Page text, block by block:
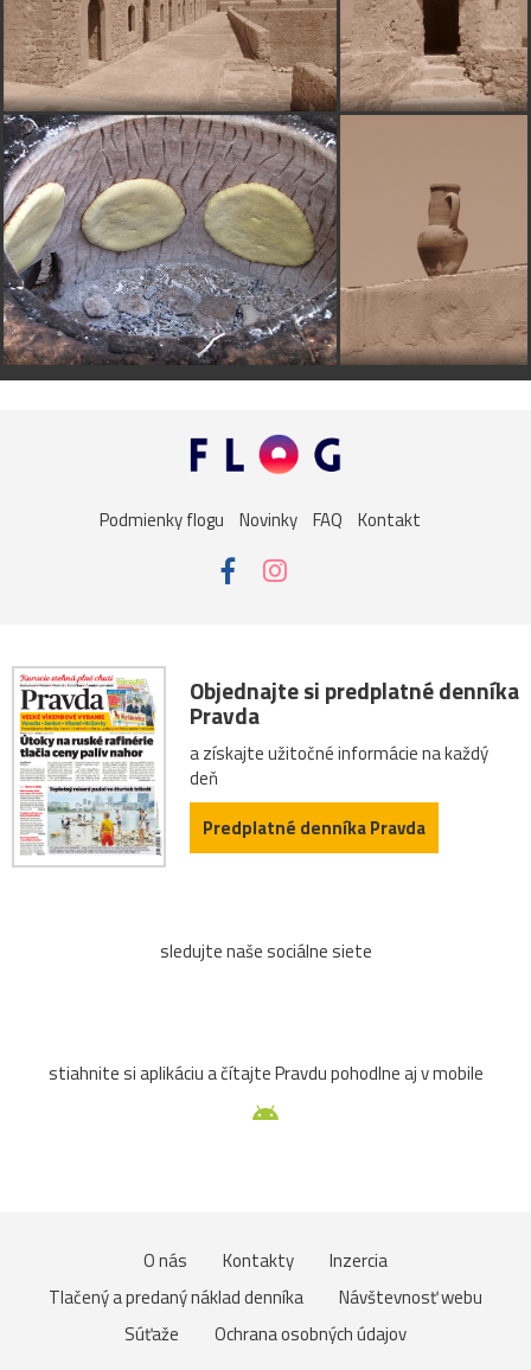
Podmienky flogu Novinky FAQ Kontakt
Objednajte si predplatné denníka
Pravda
a získajte užitočné informácie na každý
deň
Predplatné denníka Pravda
sledujte naše sociálne siete
stiahnite si aplikáciu a čítajte Pravdu pohodlne aj v mobile
O nás Kontakty
Inzercia
Tlačený a predaný náklad denníka
Návštevnosť webu
Súťaže
Ochrana osobných údajov